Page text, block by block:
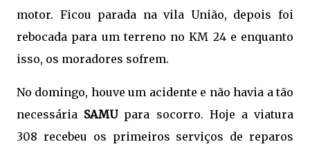
motor. Ficou parada na vila União, depois foi
rebocada para um terreno no KM 24 e enquanto
isso, os moradores sofrem.
No domingo, houve um acidente e não havia a tão
necessária SAMUpara socorro. Hoje a viatura
308 recebeu os primeiros serviços de reparos